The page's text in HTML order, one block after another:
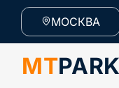
МОСКВА
MTPARK